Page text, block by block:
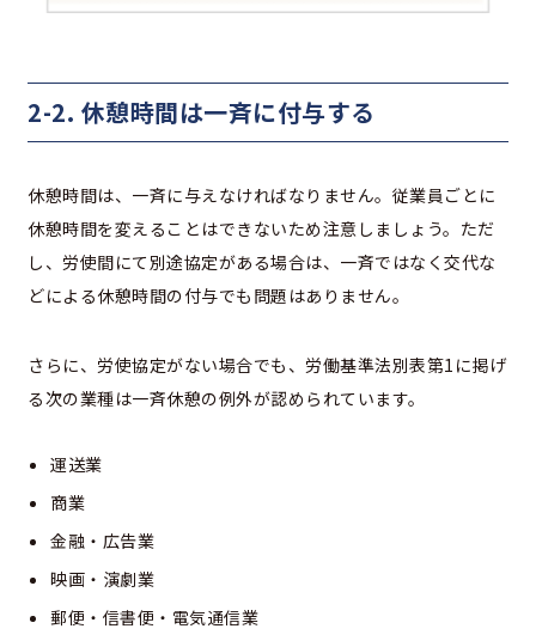
2-2. 休憩時間は一斉に付与する
休憩時間は、一斉に与えなければなりません。従業員ごとに
休憩時間を変えることはできないため注意しましょう。ただ
し、労使間にて別途協定がある場合は、一斉ではなく交代な
どによる休憩時間の付与でも問題はありません。
さらに、労使協定がない場合でも、労働基準法別表第1に掲げ
る次の業種は一斉休憩の例外が認められています。
運送業
商業
金融・広告業
映画・演劇業
郵便・信書便・電気通信業